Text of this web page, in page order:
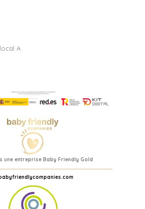
A
une entreprise Baby Friendly Gold